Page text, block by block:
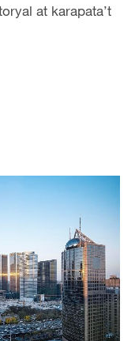
at karapata’t